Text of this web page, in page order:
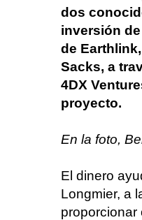
dos
inversión
de
Sacks, a
4DX
proyecto.
En la foto,
El dinero
Longmier, a
proporcionar